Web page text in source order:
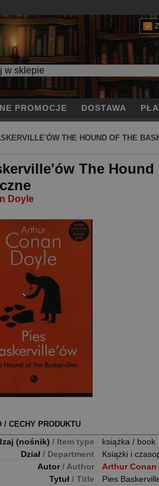
PROMOCJE DOSTAWA
THE HOUND OF THE
The
Doyle
/ CECHY PRODUKTU
(nośnik) / Item type
książka / book
Dział / Department
Książki i
Autor/ Author
Arthur Conan
Tytuł / Title
Pies